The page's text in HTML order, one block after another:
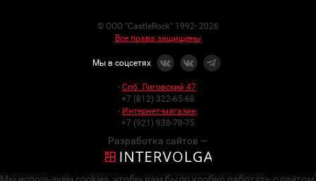
© ООО "CastleRock" 1992- 2026
Все права защищены
Мы в соцсетях
- Спб. Лиговский 47:
+7 (812) 322-65-68
- Интернет-магазин:
+7 (921) 938-78-75
Разработка сайтов —